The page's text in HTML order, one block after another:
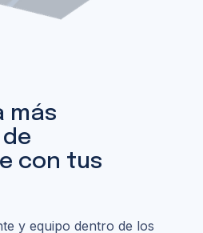
más
con tus
y equipo dentro de los